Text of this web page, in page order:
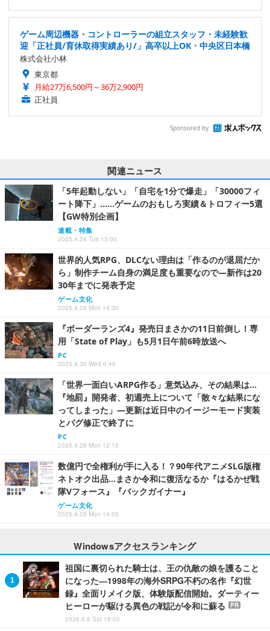
ゲーム周辺機器・コントローラーの組立スタッフ・未経験歓
迎「正社員/育休取得実績あり/」高卒以上OK・中央区日本橋
株式会社小林
東京都
月給27万6,500円～36万2,900円
正社員
Sponsored by
関連ニュース
「5年起動しない」「自宅を1分で爆走」「30000フィ
ート降下」……ゲームのおもしろ実績＆トロフィー5選
【GW特別企画】
連載・特集
2025.4.29 Tue 13:00
世界的人気RPG、DLCない理由は「作るのが退屈だか
ら」制作チーム自身の満足度も重要なので―新作は20
30年までに発表予定
ゲーム文化
2025.4.28 Mon 14:30
『ボーダーランズ4』発売日まさかの11日前倒し！専
用「State of Play」も5月1日午前6時放送へ
PC
2025.4.30 Wed 0:40
「世界一面白いARPG作る」意気込み、その結果は…
『地罰』開発者、初週売上について「散々な結果にな
ってしまった」―更新は近日中のイージーモード実装
とバグ修正で終了に
PC
2025.4.28 Mon 12:15
数億円で全権利が手に入る！？90年代アニメSLG版権
ネトオク出品…まさか令和に復活なるか『はるかぜ戦
隊Vフォース』『バックガイナー』
ゲーム文化
2025.4.28 Mon 14:00
Windowsアクセスランキング
祖国に裏切られた騎士は、王の仇敵の娘を護ること
になった―1998年の海外SRPG不朽の名作『幻世
録』全面リメイク版、体験版配信開始。ダーティー
ヒーローが駆ける異色の戦記が令和に蘇る
PR
2026.8.8 Sat 18:00